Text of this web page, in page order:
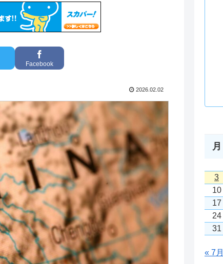
Facebook
2026.02.02
月
3
10
17
24
31
« 7月